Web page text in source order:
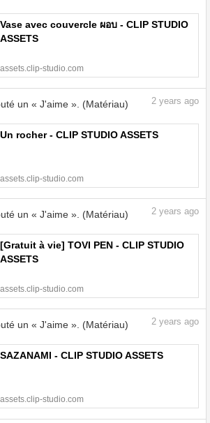
Vase avec couvercle ผอบ - CLIP STUDIO
ASSETS
assets.clip-studio.com
un « J'aime ». (Matériau) 2 years ago
Un rocher - CLIP STUDIO ASSETS
assets.clip-studio.com
un « J'aime ». (Matériau) 2 years ago
[Gratuit à vie] TOVI PEN - CLIP STUDIO
ASSETS
assets.clip-studio.com
un « J'aime ». (Matériau) 2 years ago
SAZANAMI - CLIP STUDIO ASSETS
assets.clip-studio.com